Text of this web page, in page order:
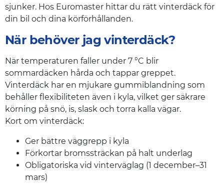
sjunker. Hos Euromaster hittar du rätt vinterdäck för
din bil och dina körförhållanden.
När behöver jag vinterdäck?
När temperaturen faller under 7 °C blir
sommardäcken hårda och tappar greppet.
Vinterdäck har en mjukare gummiblandning som
behåller flexibiliteten även i kyla, vilket ger säkrare
körning på snö, is, slask och torra kalla vägar.
Kort om vinterdäck:
Ger bättre väggrepp i kyla
Förkortar bromssträckan på halt underlag
Obligatoriska vid vinterväglag (1 december–31
mars)